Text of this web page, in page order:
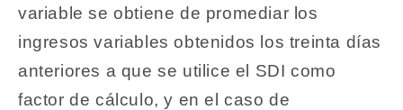
variable se obtiene de promediar los
ingresos variables obtenidos los treinta días
anteriores a que se utilice el SDI como
factor de cálculo, y en el caso de